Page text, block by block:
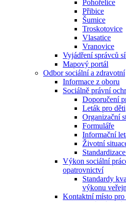
Pohořelice
Přibice
Šumice
Troskotovice
Vlasatice
Vranovice
Vyjádření správců
Mapový portál
Odbor sociální a zdravotní
Informace z oboru
Sociálně právní
Doporučení
Leták pro děti
Organizační
Formuláře
Informační
Životní
Výkon sociální
opatrovnictví
Standardy
výkonu
Kontaktní místo